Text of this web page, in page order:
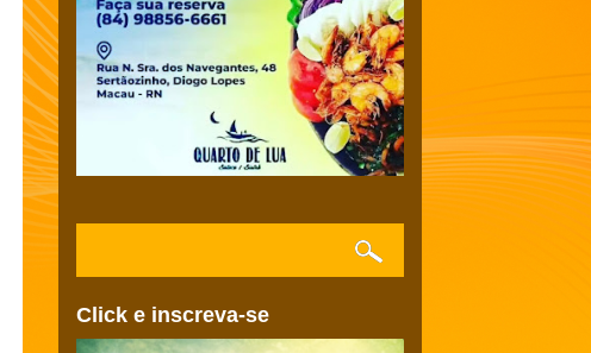
Click e inscreva-se